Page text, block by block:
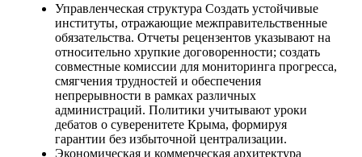
Управленческая структура Создать устойчивые
институты, отражающие межправительственные
обязательства. Отчеты рецензентов указывают на
относительно хрупкие договоренности; создать
совместные комиссии для мониторинга прогресса,
смягчения трудностей и обеспечения
непрерывности в рамках различных
администраций. Политики учитывают уроки
дебатов о суверенитете Крыма, формируя
гарантии без избыточной централизации.
Экономическая и коммерческая архитектура